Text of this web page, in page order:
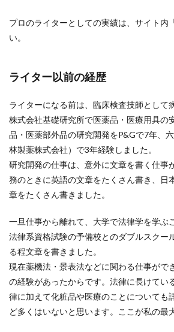
プロのライターとしての実績は、サイト内
い。
ライター以前の経歴
ライターになる前は、臨床検査技師として
株式会社基礎研究所で医薬品・医療用具の
品・医薬部外品の研究開発をP&Gで7年、
林製薬株式会社）で3年経験しました。
研究開発の仕事は、意外に文章を書く仕事
務のときに英語の文章をたくさん書き、日
章をたくさん書きました。
一旦仕事から離れて、大学で法律学を学ぶ
法律系資格試験の予備校とのダブルスクー
る程文章を書きました。
現在薬機法・景表法などに関わる仕事がで
の経験があったからです。法律に長けてい
律に加えて化粧品や医療のことについても
ど多くはいないと思います。ここが私の最